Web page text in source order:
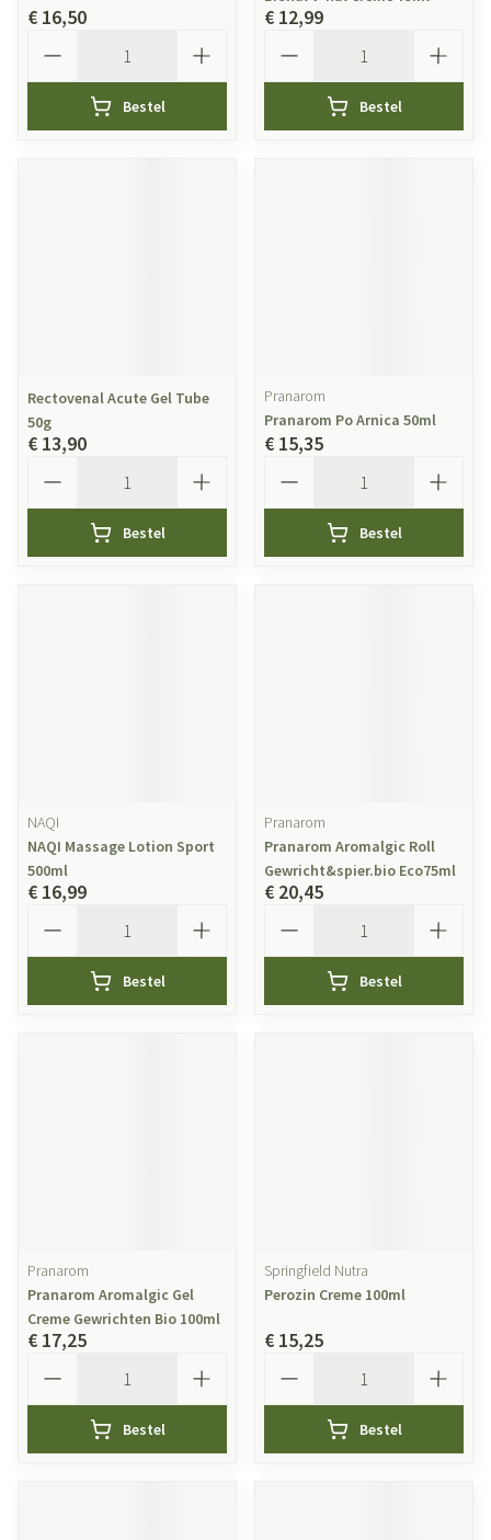
€ 16,50
Bestel
€ 12,99
Bestel
Rectovenal Acute Gel Tube
50g
€ 13,90
Bestel
Pranarom
Pranarom Po Arnica 50ml
€ 15,35
Bestel
NAQI
NAQI Massage Lotion Sport
500ml
€ 16,99
Bestel
Pranarom
Pranarom Aromalgic Roll
Gewricht&spier.bio Eco75ml
€ 20,45
Bestel
Pranarom
Pranarom Aromalgic Gel
Creme Gewrichten Bio 100ml
€ 17,25
Bestel
Springfield Nutra
Perozin Creme 100ml
€ 15,25
Bestel